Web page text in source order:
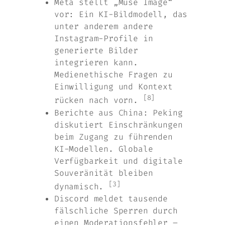
Meta stellt „Muse Image“
vor: Ein KI-Bildmodell, das
unter anderem andere
Instagram-Profile in
generierte Bilder
integrieren kann.
Medienethische Fragen zu
Einwilligung und Kontext
rücken nach vorn.
[8]
Berichte aus China: Peking
diskutiert Einschränkungen
beim Zugang zu führenden
KI-Modellen. Globale
Verfügbarkeit und digitale
Souveränität bleiben
dynamisch.
[3]
Discord meldet tausende
fälschliche Sperren durch
einen Moderationsfehler –